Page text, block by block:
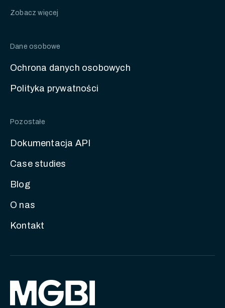
Zobacz więcej
Dane osobowe
Ochrona danych osobowych
Polityka prywatności
Pozostałe
Dokumentacja API
Case studies
Blog
O nas
Kontakt